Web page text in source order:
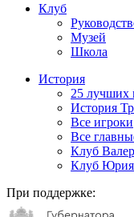
Клуб
Музей
Школа
История
25 лучших
История
Все игроки
Все
Клуб
Клуб
При поддержке: